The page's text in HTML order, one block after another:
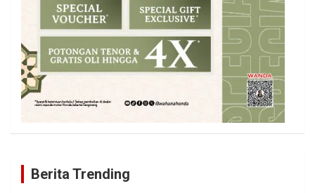
Berita Trending